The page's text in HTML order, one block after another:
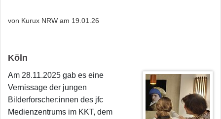
von Kurux NRW am 19.01.26
Köln
Am 28.11.2025 gab es eine
Vernissage der jungen
Bilderforscher:innen des jfc
Medienzentrums im KKT, dem